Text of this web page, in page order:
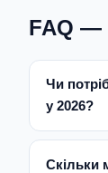
FAQ —
Чи
у 2026?
Скільки